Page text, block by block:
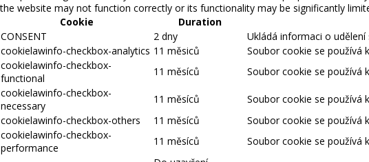
the website may not function correctly or its functionality may be significantly
Cookie
Duration
CONSENT
2 dny
Ukládá informaci o
cookielawinfo-checkbox-analytics 11 měsiců
Soubor cookie se používá
cookielawinfo-checkbox-
functional
11 měsíců
Soubor cookie se používá
cookielawinfo-checkbox-
necessary
11 měsíců
Soubor cookie se používá
cookielawinfo-checkbox-others
11 měsíců
Soubor cookie se používá
cookielawinfo-checkbox-
performance
11 měsíců Soubor cookie se používá